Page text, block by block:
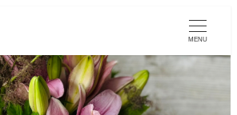
MENU